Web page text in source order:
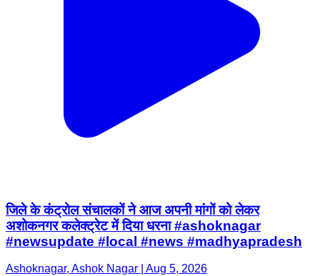
जिले के कंट्रोल संचालकों ने आज अपनी मांगों को लेकर
अशोकनगर कलेक्ट्रेट में दिया धरना #ashoknagar
#newsupdate #local #news #madhyapradesh
Ashoknagar, Ashok Nagar | Aug 5, 2026